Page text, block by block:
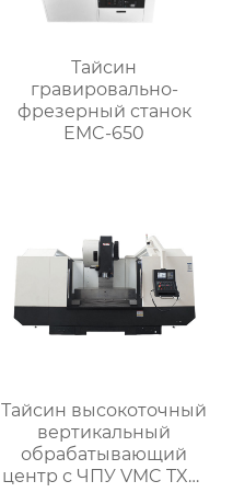
Тайсин
гравировально-
фрезерный станок
EMC-650
Тайсин высокоточный
вертикальный
обрабатывающий
центр с ЧПУ VMC TXP-